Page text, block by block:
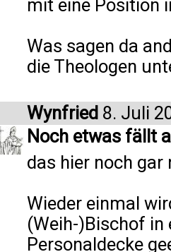
mit eine Position
Was sagen da
die Theologen
Wynfried 8. Juli
Noch etwas fällt
das hier noch
Wieder einmal
(Weih-)Bischof
Personaldecke